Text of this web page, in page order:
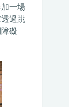
一場
過跳
礙